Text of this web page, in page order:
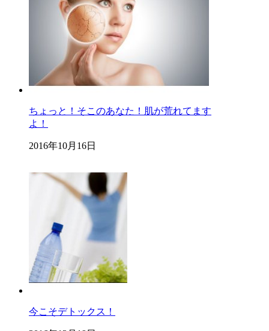
ちょっと！そこのあなた！肌が荒れてます
よ！
2016年10月16日
今こそデトックス！